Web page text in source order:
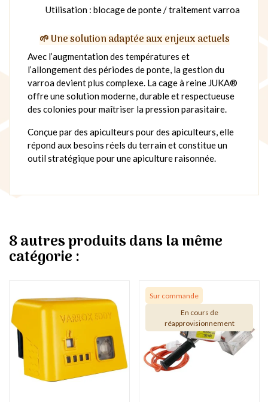
Utilisation : blocage de ponte / traitement varroa
🌱 Une solution adaptée aux enjeux actuels
Avec l’augmentation des températures et
l’allongement des périodes de ponte, la gestion du
varroa devient plus complexe. La cage à reine JUKA®
offre une solution moderne, durable et respectueuse
des colonies pour maîtriser la pression parasitaire.
Conçue par des apiculteurs pour des apiculteurs, elle
répond aux besoins réels du terrain et constitue un
outil stratégique pour une apiculture raisonnée.
8 autres produits dans la même
catégorie :
Sur commande
En cours de
réapprovisionnement